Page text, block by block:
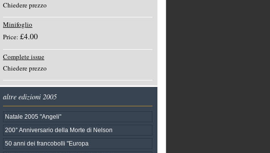
Chiedere prezzo
Minifoglio
Price: £4.00
Complete issue
Chiedere prezzo
altre edizioni 2005
Natale 2005 "Angeli"
200° Anniversario della Morte di Nelson
50 anni dei francobolli "Europa